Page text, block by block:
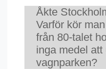
Åkte
Varför kör
från 80-talet
inga medel att
vagnparken?